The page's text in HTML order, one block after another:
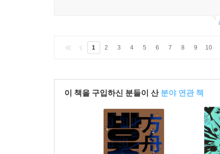
1 2 3 4 5 6 7 8 9 10
이 책을 구입하신 분들이 산 분야 연관 책